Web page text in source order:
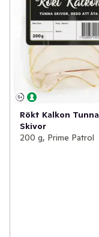
Rökt Kalkon Tunna
Skivor
200 g, Prime Patrol